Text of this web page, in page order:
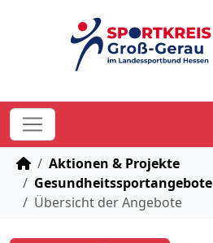
STARTSEITE
Aktionen & Projekte
Gesundheitssportangebote
Übersicht der Angebote